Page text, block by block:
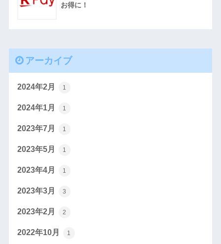
お得に！
アーカイブ
2024年2月 1
2024年1月 1
2023年7月 1
2023年5月 1
2023年4月 1
2023年3月 3
2023年2月 2
2022年10月 1